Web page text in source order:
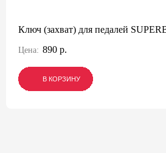
Ключ (захват) для педалей
Цена: 890 р.
В КОРЗИНУ
В КОРЗИНУ
В КОРЗИНУ